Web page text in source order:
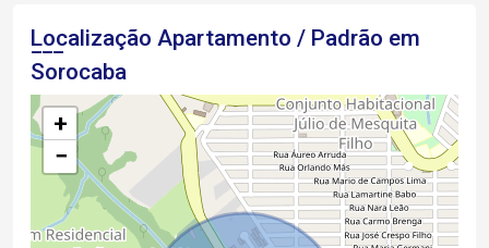
Localização Apartamento / Padrão em
Sorocaba
+
−